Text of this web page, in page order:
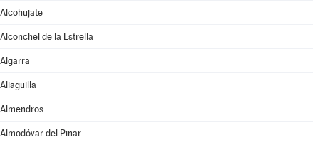
Alcohujate
Alconchel de la Estrella
Algarra
Aliaguilla
Almendros
Almodóvar del Pinar